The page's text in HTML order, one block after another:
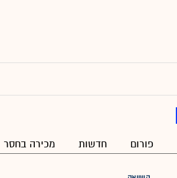
פורום חדשות מכירה בחסר